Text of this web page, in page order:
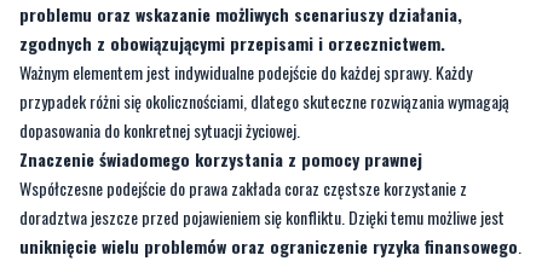
problemu oraz wskazanie możliwych scenariuszy działania,
zgodnych z obowiązującymi przepisami i orzecznictwem.
Ważnym elementem jest indywidualne podejście do każdej sprawy. Każdy
przypadek różni się okolicznościami, dlatego skuteczne rozwiązania wymagają
dopasowania do konkretnej sytuacji życiowej.
Znaczenie świadomego korzystania z pomocy prawnej
Współczesne podejście do prawa zakłada coraz częstsze korzystanie z
doradztwa jeszcze przed pojawieniem się konfliktu. Dzięki temu możliwe jest
uniknięcie wielu problemów oraz ograniczenie ryzyka finansowego.